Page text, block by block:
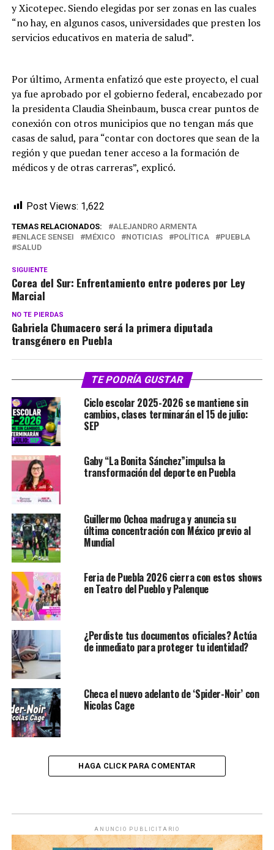
y Xicotepec. Siendo elegidas por ser zonas en las cuales
“no hay, en algunos casos, universidades que presten los
servicios educativos en materia de salud”.
Por último, Armenta enfatizó que este proyecto, el cual
ya fue aprobado por el gobierno federal, encabezado por
la presidenta Claudia Sheinbaum, busca crear puntos de
conexión con otros municipios que no tengan más que
casas de salud, para “contar con doctores que sean de la
región y que puedan tener acceso a la formación de
médicos y de otras carreras”, explicó.
Post Views: 1,622
TEMAS RELACIONADOS:
ALEJANDRO ARMENTA
ENLACE SENSEI
MÉXICO NOTICIAS POLÍTICA
PUEBLA
SALUD
SIGUIENTE
Corea del Sur: Enfrentamiento entre poderes por Ley
Marcial
NO TE PIERDAS
Gabriela Chumacero será la primera diputada
transgénero en Puebla
TE PODRÍA GUSTAR
Ciclo escolar 2025-2026 se mantiene sin
cambios, clases terminarán el 15 de julio:
SEP
Gaby “La Bonita Sánchez”impulsa la
transformación del deporte en Puebla
Guillermo Ochoa madruga y anuncia su
última concentración con México previo al
Mundial
Feria de Puebla 2026 cierra con estos shows
en Teatro del Pueblo y Palenque
¿Perdiste tus documentos oficiales? Actúa
de inmediato para proteger tu identidad?
Checa el nuevo adelanto de ‘Spider-Noir’ con
Nicolas Cage
HAGA CLICK PARA COMENTAR
ANUNCIO PUBLICITARIO